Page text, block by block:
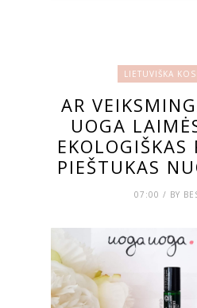
LIETUVIŠKA
AR
UOGA
PIEŠTUKAS
07:00 / BY